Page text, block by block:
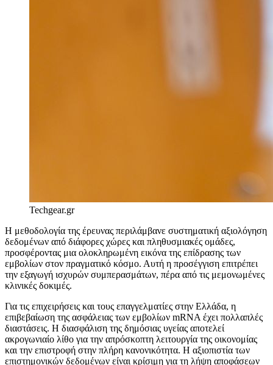
Techgear.gr
Η μεθοδολογία της έρευνας περιλάμβανε συστηματική αξιολόγηση
δεδομένων από διάφορες χώρες και πληθυσμιακές ομάδες,
προσφέροντας μια ολοκληρωμένη εικόνα της επίδρασης των
εμβολίων στον πραγματικό κόσμο. Αυτή η προσέγγιση επιτρέπει
την εξαγωγή ισχυρών συμπερασμάτων, πέρα από τις μεμονωμένες
κλινικές δοκιμές.
Για τις επιχειρήσεις και τους επαγγελματίες στην Ελλάδα, η
επιβεβαίωση της ασφάλειας των εμβολίων mRNA έχει πολλαπλές
διαστάσεις. Η διασφάλιση της δημόσιας υγείας αποτελεί
ακρογωνιαίο λίθο για την απρόσκοπτη λειτουργία της οικονομίας
και την επιστροφή στην πλήρη κανονικότητα. Η αξιοπιστία των
επιστημονικών δεδομένων είναι κρίσιμη για τη λήψη αποφάσεων